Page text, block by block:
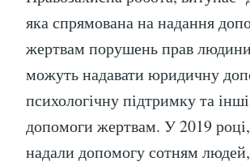
яка спрямована на надання
жертвам порушень прав
можуть надавати юридичну
психологічну підтримку та
допомоги жертвам. У 2019
надали допомогу сотням людей,